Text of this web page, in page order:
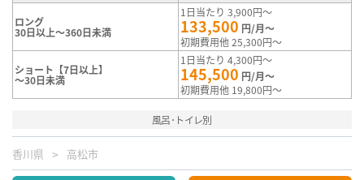
ロング
30日以上～360日未満
1日当たり 3,900円～
133,500 円/月～
初期費用他 25,300円～
ショート【7日以上】
～30日未満
1日当たり 4,300円～
145,500 円/月～
初期費用他 19,800円～
風呂･トイレ別
香川県 高松市